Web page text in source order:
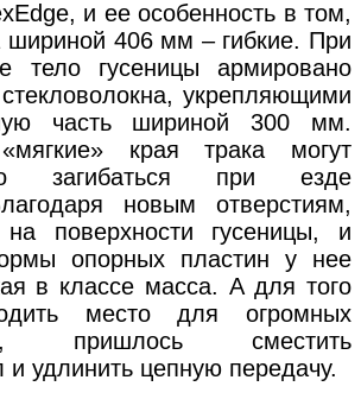
и ее особенность в том,
шириной 406 мм – гибкие. При
тело гусеницы армировано
укрепляющими
часть шириной 300 мм.
края трака могут
загибаться при езде
новым отверстиям,
поверхности гусеницы, и
опорных пластин у нее
в классе масса. А для того
место для огромных
пришлось сместить
и удлинить цепную передачу.